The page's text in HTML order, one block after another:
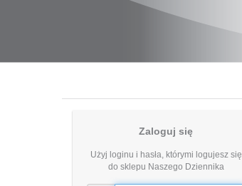
Zaloguj się
Użyj loginu i hasła, którymi logujesz się
do sklepu Naszego Dziennika